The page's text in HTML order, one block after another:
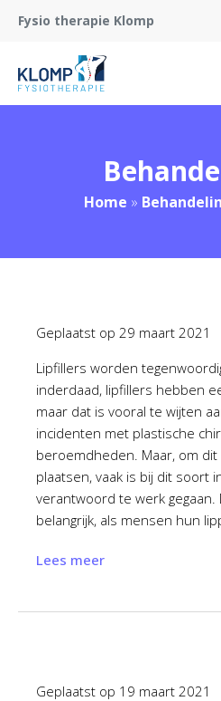
Fysio therapie Klomp
Home »
Geplaatst op 29 maart 2021
Lipfillers worden
inderdaad, lipfillers hebben
maar dat is vooral te wijten
incidenten met plastische
beroemdheden. Maar, om
plaatsen, vaak is bij dit soort
verantwoord te werk gegaan.
belangrijk, als mensen hun
Lees meer
Geplaatst op 19 maart 2021